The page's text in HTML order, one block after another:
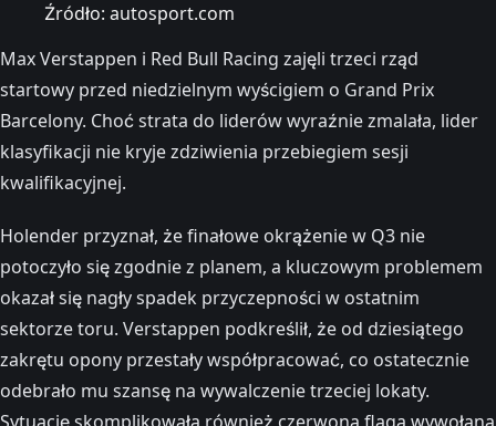
Źródło: autosport.com
Max Verstappen i Red Bull Racing zajęli trzeci rząd
startowy przed niedzielnym wyścigiem o Grand Prix
Barcelony. Choć strata do liderów wyraźnie zmalała, lider
klasyfikacji nie kryje zdziwienia przebiegiem sesji
kwalifikacyjnej.
Holender przyznał, że finałowe okrążenie w Q3 nie
potoczyło się zgodnie z planem, a kluczowym problemem
okazał się nagły spadek przyczepności w ostatnim
sektorze toru. Verstappen podkreślił, że od dziesiątego
zakrętu opony przestały współpracować, co ostatecznie
odebrało mu szansę na wywalczenie trzeciej lokaty.